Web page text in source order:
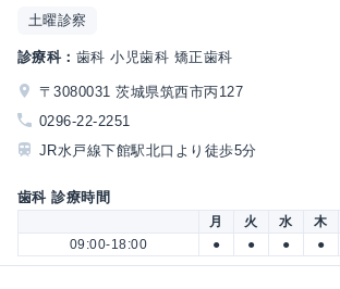
土曜診察
診療科： 歯科 小児歯科 矯正歯科
〒3080031 茨城県筑西市丙127
0296-22-2251
JR水戸線下館駅北口より徒歩5分
歯科 診療時間
月 火 水 木
09:00-18:00
● ● ● ●